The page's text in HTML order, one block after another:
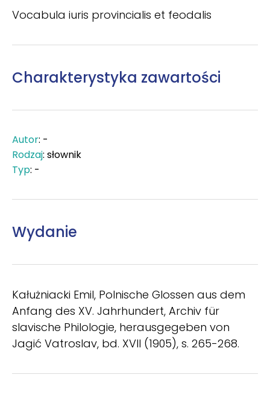
Vocabula iuris provincialis et feodalis
Charakterystyka zawartości
Autor: -
Rodzaj: słownik
Typ: -
Wydanie
Kałużniacki Emil, Polnische Glossen aus dem
Anfang des XV. Jahrhundert, Archiv für
slavische Philologie, herausgegeben von
Jagić Vatroslav, bd. XVII (1905), s. 265-268.